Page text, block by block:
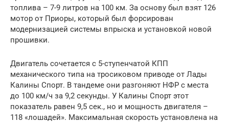
топлива – 7-9 литров на 100 км. За основу был взят 126
мотор от Приоры, который был форсирован
модернизацией системы впрыска и установкой новой
прошивки.
Двигатель сочетается с 5-ступенчатой КПП
механического типа на тросиковом приводе от Лады
Калины Спорт. В тандеме они разгоняют НФР с места
до 100 км/ч за 9,2 секунды. У Калины Спорт этот
показатель равен 9,5 сек., но и мощность двигателя –
118 «лошадей». Максимальная скорость установлена на